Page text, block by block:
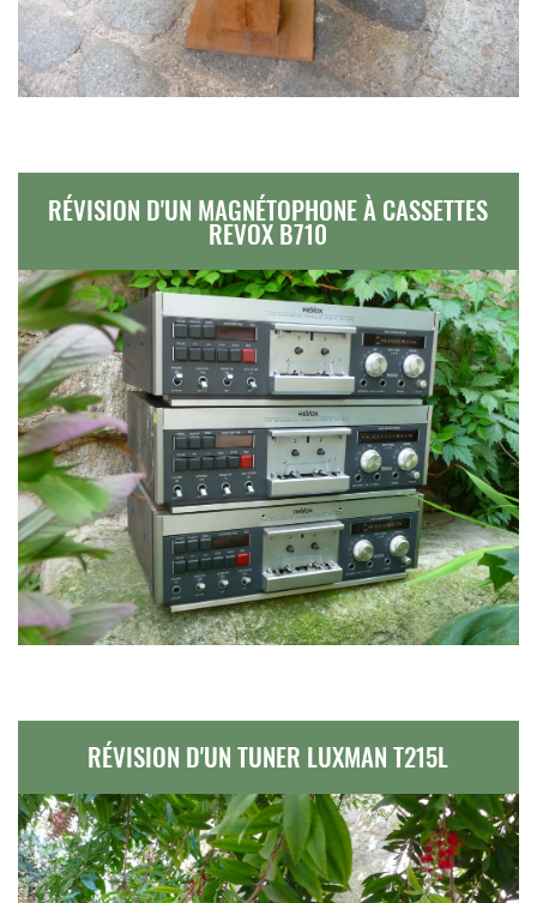
RÉVISION D'UN MAGNÉTOPHONE À CASSETTES
REVOX B710
RÉVISION D'UN TUNER LUXMAN T215L